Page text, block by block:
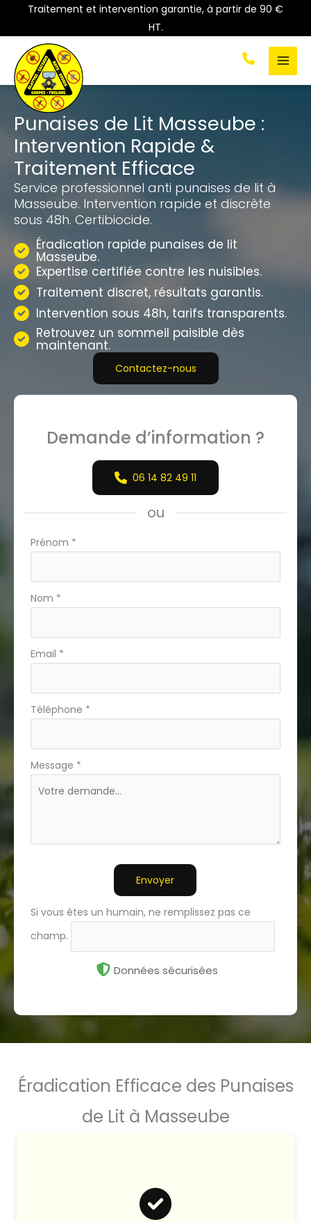
contenu
Traitement et intervention garantie, à partir de 90 €
HT.
Punaises de Lit Masseube :
Intervention Rapide &
Traitement Efficace
Service professionnel anti punaises de lit à
Masseube. Intervention rapide et discrète
sous 48h. Certibiocide.
Éradication rapide punaises de lit
Masseube.
Expertise certifiée contre les nuisibles.
Traitement discret, résultats garantis.
Intervention sous 48h, tarifs transparents.
Retrouvez un sommeil paisible dès
maintenant.
Contactez-nous
Demande d’information ?
06 14 82 49 11
ou
Formulaire
téléphone
Prénom *
Nom *
Email *
Téléphone *
Message *
Envoyer
Si vous êtes un humain, ne remplissez pas ce
champ.
Données sécurisées
Éradication Efficace des Punaises
de Lit à Masseube